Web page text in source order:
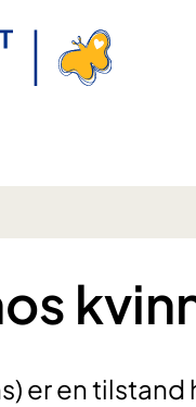
er en tilstand